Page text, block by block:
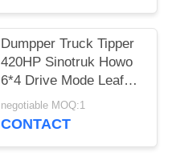
Dumpper Truck Tipper
420HP Sinotruk Howo
6*4 Drive Mode Leaf
Spring Sands Transport
LHD
negotiable MOQ:1
CONTACT